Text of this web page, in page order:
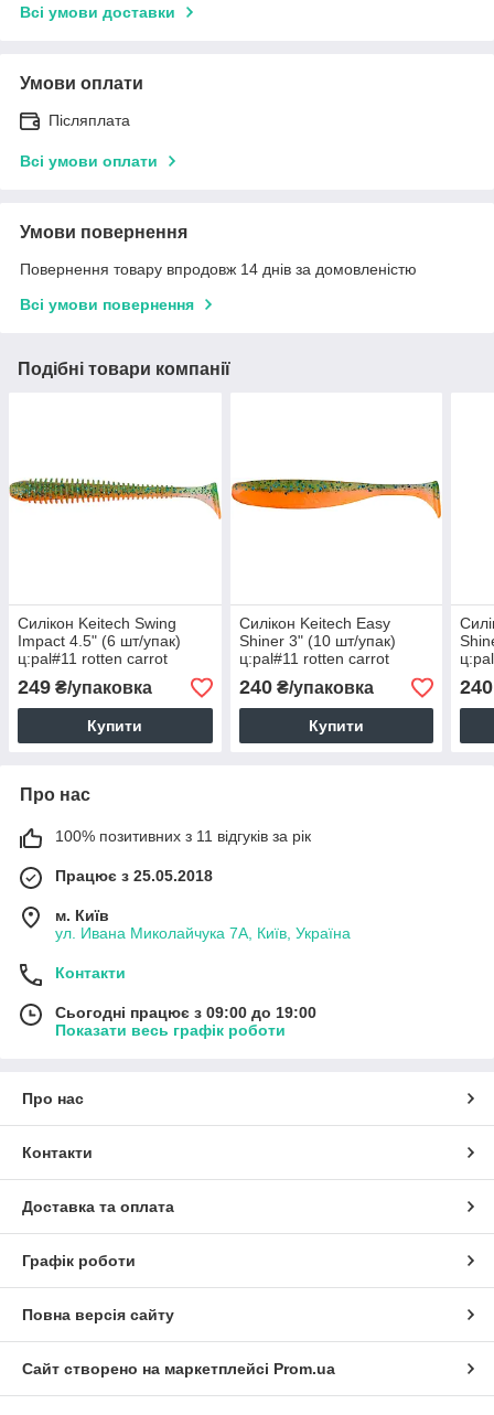
Всі умови доставки
Умови оплати
Післяплата
Всі умови оплати
Умови повернення
Повернення товару впродовж 14 днів за домовленістю
Всі умови повернення
Подібні товари компанії
Силікон Keitech Swing
Impact 4.5" (6 шт/упак)
ц:pal#11 rotten carrot
249 ₴/упаковка
Купити
Силікон Keitech Easy
Shiner 3" (10 шт/упак)
ц:pal#11 rotten carrot
240₴/упаковка
Купити
240
Про нас
100% позитивних з 11 відгуків за рік
Працює з 25.05.2018
м. Київ
ул. Ивана Миколайчука 7А, Київ, Україна
Контакти
Сьогодні працює з 09:00 до 19:00
Показати весь графік роботи
Про нас
Контакти
Доставка та оплата
Графік роботи
Повна версія сайту
Сайт створено на маркетплейсі Prom.ua